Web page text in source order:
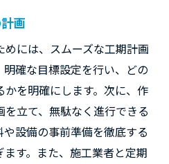
画
めには、スムーズな工期計画
確な目標設定を行い、どの
を明確にします。次に、作
立て、無駄なく進行できる
設備の事前準備を徹底する
す。また、施工業者と定期